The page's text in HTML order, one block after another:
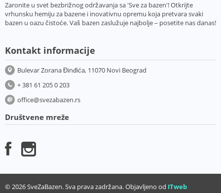
Zaronite u svet bezbrižnog održavanja sa 'Sve za bazen'! Otkrijte
vrhunsku hemiju za bazene i inovativnu opremu koja pretvara svaki
bazen u oazu čistoće. Vaš bazen zaslužuje najbolje – posetite nas danas!
Kontakt informacije
Bulevar Zorana Đinđića, 11070 Novi Beograd
+ 381 61 205 0 203
office@svezabazen.rs
Društvene mreže
© 2026 SveZaBazen. Sva prava zadržana. Objavljeno od ITweb